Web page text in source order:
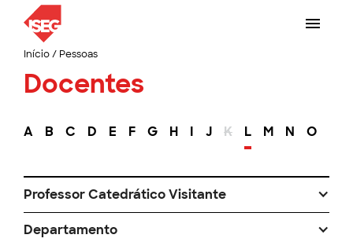
Início/ Pessoas
Docentes
A B C D E F G H I J K L M N O
Professor Catedrático Visitante
Departamento